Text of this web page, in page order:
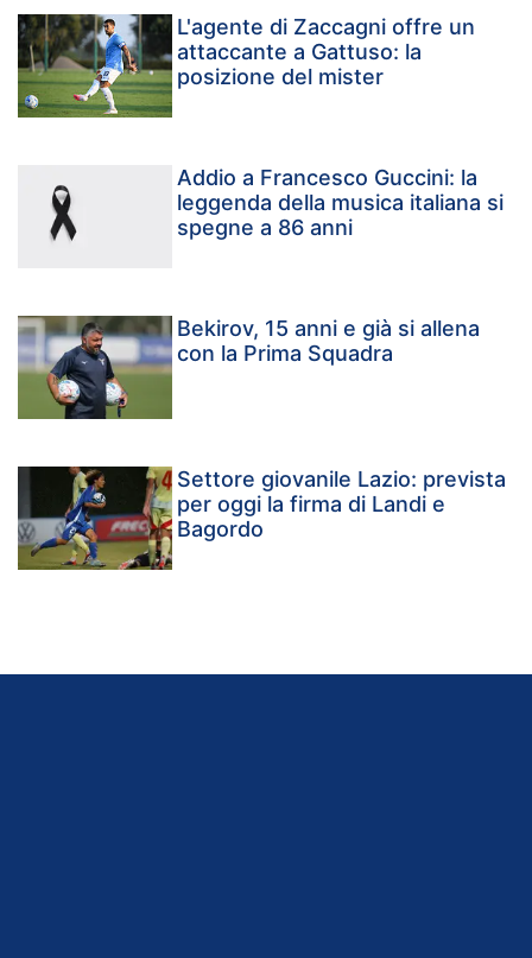
L'agente di Zaccagni offre un
attaccante a Gattuso: la
posizione del mister
Addio a Francesco Guccini: la
leggenda della musica italiana si
spegne a 86 anni
Bekirov, 15 anni e già si allena
con la Prima Squadra
Settore giovanile Lazio: prevista
per oggi la firma di Landi e
Bagordo